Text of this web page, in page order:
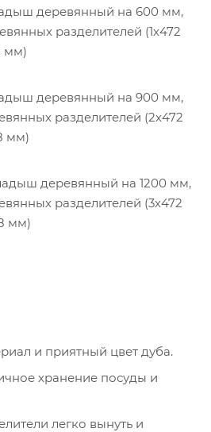
деревянный на 600 мм,
разделителей (1х472
мм)
деревянный на 900 мм,
разделителей (2х472
мм)
деревянный на 1200 мм,
разделителей (3х472
мм)
и приятный цвет дуба.
хранение посуды и
легко вынуть и